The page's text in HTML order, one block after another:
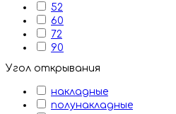
52
60
72
90
Угол открывания
накладные
полунакладные